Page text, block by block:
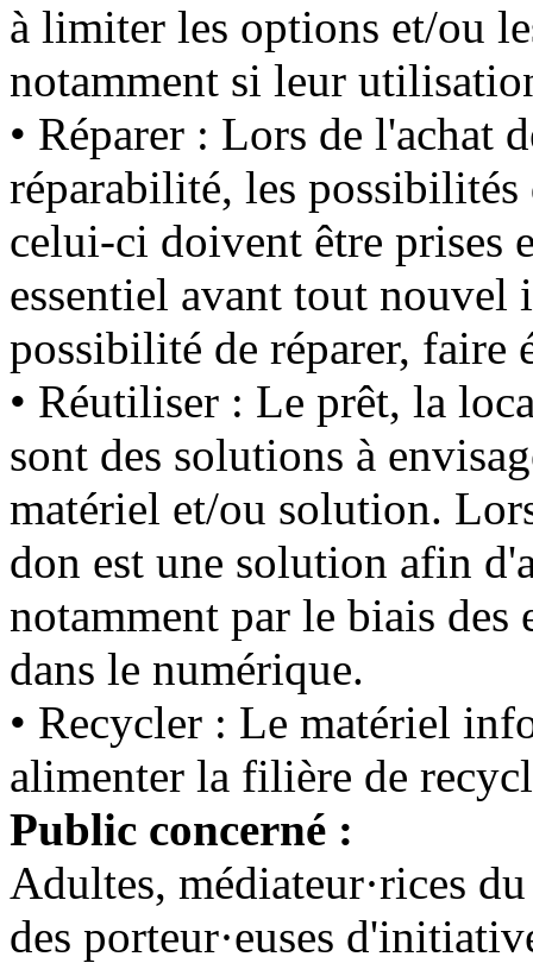
à limiter les options et/ou
notamment si leur
• Réparer : Lors de l'achat
réparabilité, les
celui-ci doivent être prises
essentiel avant tout nouvel
possibilité de réparer, faire
• Réutiliser : Le prêt, la
sont des solutions à
matériel et/ou solution.
don est une solution afin
notamment par le biais des
dans le numérique.
• Recycler : Le matériel
alimenter la filière de
Public concerné :
Adultes, médiateur·rices
des porteur·euses